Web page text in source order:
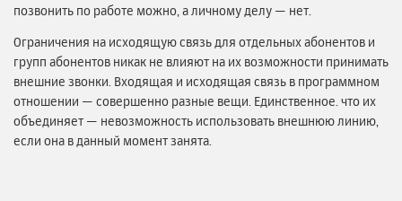
позвонить по работе можно, а личному делу — нет.
Ограничения на исходящую связь для отдельных абонентов и
групп абонентов никак не влияют на их возможности принимать
внешние звонки. Входящая и исходящая связь в программном
отношении — совершенно разные вещи. Единственное. что их
объединяет — невозможность использовать внешнюю линию,
если она в данный момент занята.